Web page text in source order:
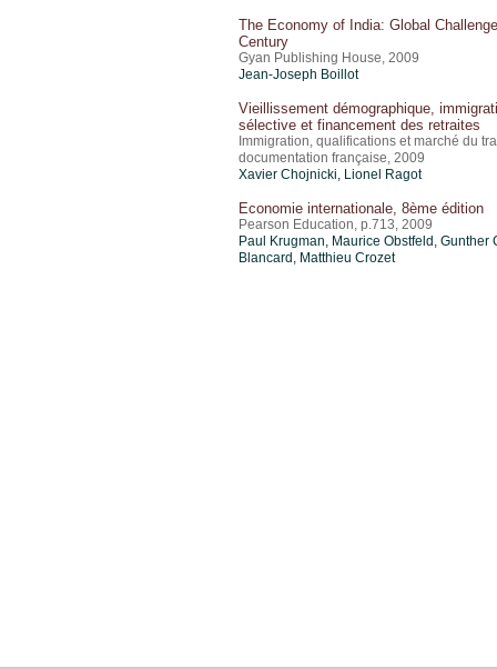
The Economy of India: Global
Century
Gyan Publishing House, 2009
Jean-Joseph Boillot
Vieillissement démographique,
sélective et financement des retraites
Immigration, qualifications et marché du
documentation française, 2009
Xavier Chojnicki, Lionel Ragot
Economie internationale, 8ème édition
Pearson Education, p.713, 2009
Paul Krugman, Maurice Obstfeld, Gunther
Blancard, Matthieu Crozet